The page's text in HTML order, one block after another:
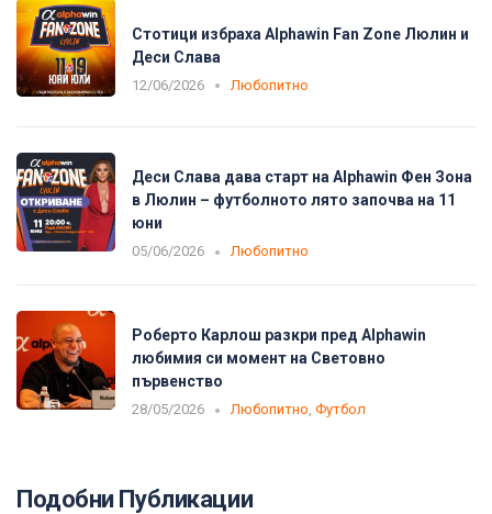
Стотици избраха Alphawin Fan Zone Люлин и
Деси Слава
12/06/2026 Любопитно
Деси Слава дава старт на Alphawin Фен Зона
в Люлин – футболното лято започва на 11
юни
05/06/2026 Любопитно
Роберто Карлош разкри пред Alphawin
любимия си момент на Световно
първенство
28/05/2026 Любопитно, Футбол
Подобни Публикации